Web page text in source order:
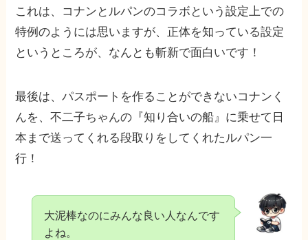
これは、コナンとルパンのコラボという設定上での
特例のようには思いますが、正体を知っている設定
というところが、なんとも斬新で面白いです！
最後は、パスポートを作ることができないコナンく
んを、不二子ちゃんの『知り合いの船』に乗せて日
本まで送ってくれる段取りをしてくれたルパン一
行！
大泥棒なのにみんな良い人なんです
よね。